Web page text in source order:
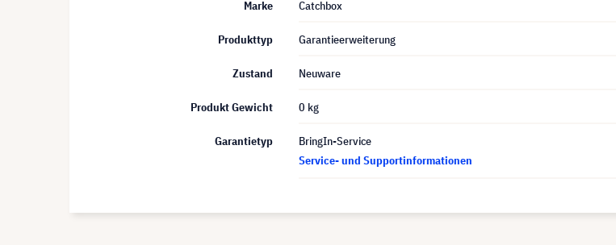
Marke Catchbox
Produkttyp Garantieerweiterung
Zustand Neuware
Produkt Gewicht 0 kg
Garantietyp
BringIn-Service
Service- und Supportinformationen